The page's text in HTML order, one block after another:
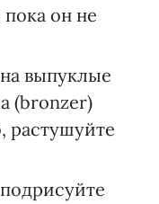
он не
выпуклые
(bronzer)
растушуйте